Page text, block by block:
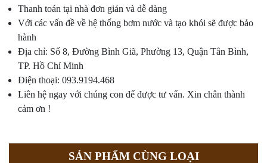
Thanh toán tại nhà đơn giản và dễ dàng
Với các vấn đề về hệ thống bơm nước và tạo khói sẽ được bảo
hành
Địa chỉ: Số 8, Đường Bình Giã, Phường 13, Quận Tân Bình,
TP. Hồ Chí Minh
Điện thoại: 093.9194.468
Liên hệ ngay với chúng con để được tư vấn. Xin chân thành
cảm ơn !
SẢN PHẨM CÙNG LOẠI